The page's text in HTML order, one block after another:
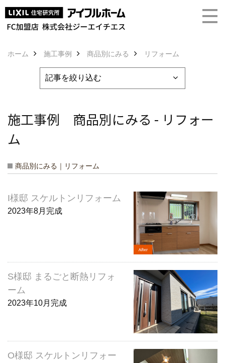
ホーム 施工事例 商品別にみる リフォーム
施工事例 商品別にみる - リフォー
ム
商品別にみる｜リフォーム
I様邸 スケルトンリフォーム
2023年8月完成
S様邸 まるごと断熱リフォ
ーム
2023年10月完成
O様邸 スケルトンリフォー